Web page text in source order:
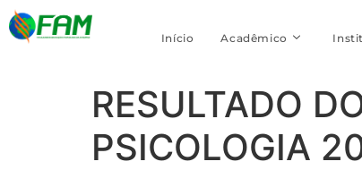
Início Acadêmico
RESULTADO
PSICOLOGIA